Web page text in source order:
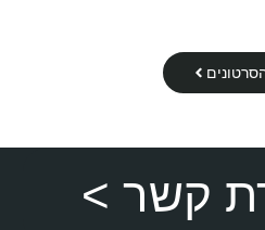
קשר >